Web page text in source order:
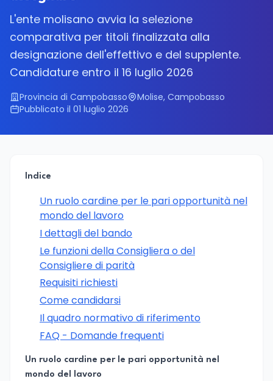
L'ente molisano avvia la selezione
comparativa per titoli finalizzata alla
designazione dell'effettivo e del supplente.
Candidature entro il 16 luglio 2026
Provincia di Campobasso
Molise, Campobasso
Pubblicato il 01 luglio 2026
Indice
Un ruolo cardine per le pari opportunità nel
mondo del lavoro
I dettagli del bando
Le funzioni della Consigliera o del
Consigliere di parità
Requisiti richiesti
Come candidarsi
Il quadro normativo di riferimento
FAQ - Domande frequenti
Un ruolo cardine per le pari opportunità nel
mondo del lavoro